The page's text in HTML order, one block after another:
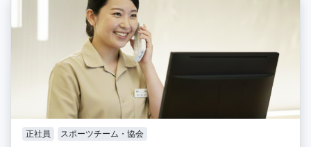
正社員 スポーツチーム・協会